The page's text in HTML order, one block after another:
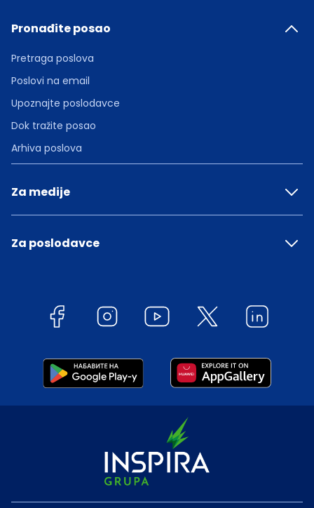
Pronađite posao
Pretraga poslova
Poslovi na email
Upoznajte poslodavce
Dok tražite posao
Arhiva poslova
Za medije
Za poslodavce